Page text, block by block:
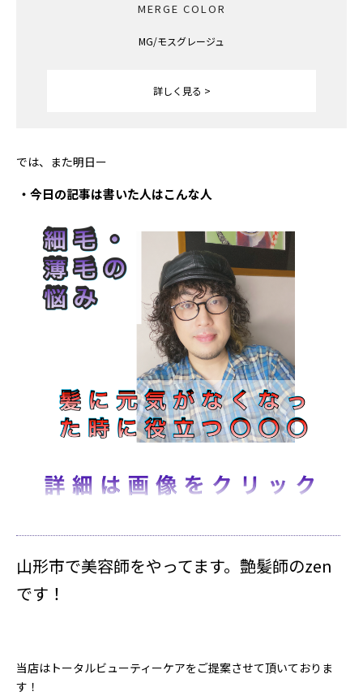
MERGE COLOR
MG/モスグレージュ
詳しく見る >
では、また明日ー
今日の記事は書いた人はこんな人
山形市で美容師をやってます。艶髪師のzen
です！
当店はトータルビューティーケアをご提案させて頂いておりま
す！